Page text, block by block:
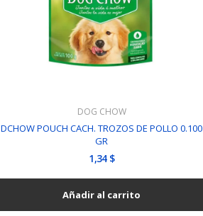
DOG CHOW
DCHOW POUCH CACH. TROZOS DE POLLO 0.100
GR
1,34 $
Añadir al carrito